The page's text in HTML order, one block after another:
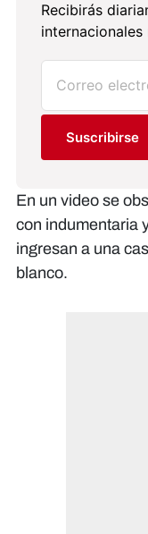
Recibirás
Suscribirse
En un video se
con indumentaria
ingresan a una
blanco.